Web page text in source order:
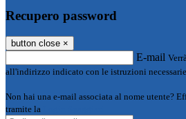
Recupero password
button close ×
E-mail
all'indirizzo indicato con le istruzioni
Non hai una e-mail associata al nome utente?
tramite la